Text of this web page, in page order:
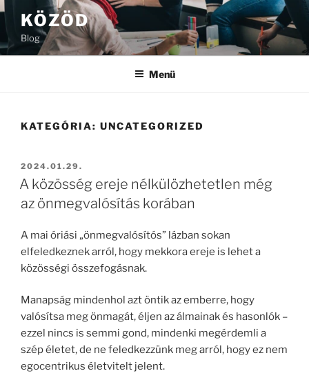
Tartalomhoz
KÖZÖD
Blog
Menü
KATEGÓRIA: UNCATEGORIZED
BEKÜLDVE:
2024.01.29.
A közösség ereje nélkülözhetetlen még
az önmegvalósítás korában
A mai óriási „önmegvalósítós” lázban sokan
elfeledkeznek arról, hogy mekkora ereje is lehet a
közösségi összefogásnak.
Manapság mindenhol azt öntik az emberre, hogy
valósítsa meg önmagát, éljen az álmainak és hasonlók –
ezzel nincs is semmi gond, mindenki megérdemli a
szép életet, de ne feledkezzünk meg arról, hogy ez nem
egocentrikus életvitelt jelent.